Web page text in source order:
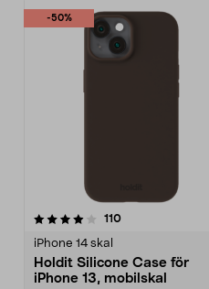
-50%
110recensioner
iPhone 14 skal
Holdit Silicone Case för
iPhone 13, mobilskal
4.5 av 5 stjärnor